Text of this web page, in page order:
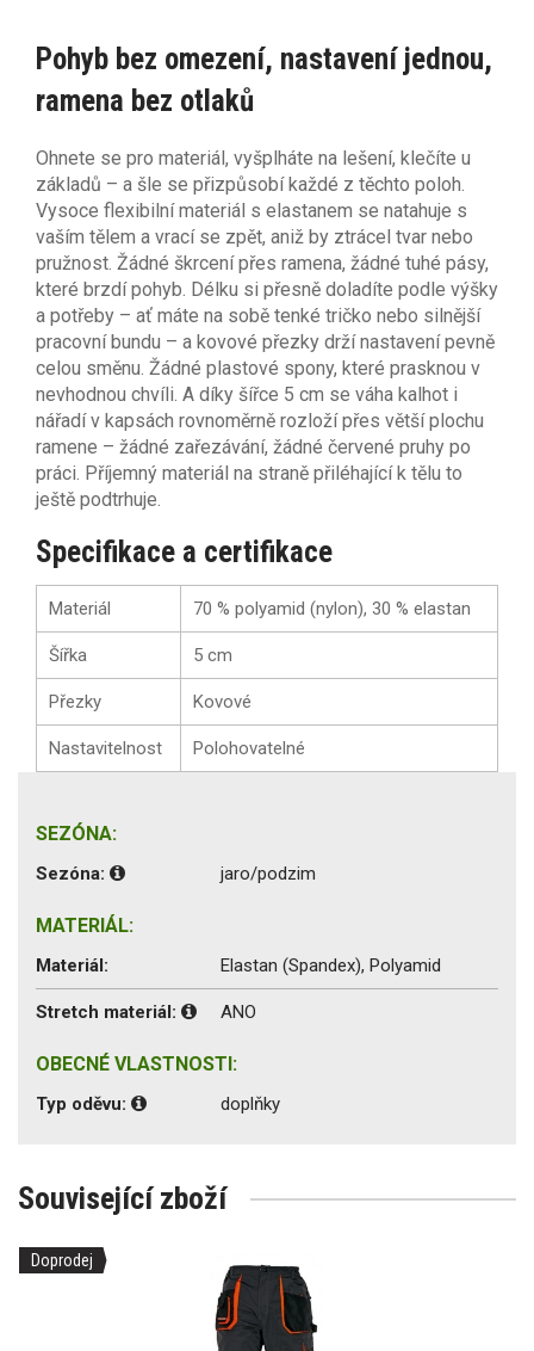
Pohyb bez omezení, nastavení jednou,
ramena bez otlaků
Ohnete se pro materiál, vyšplháte na lešení, klečíte u
základů – a šle se přizpůsobí každé z těchto poloh.
Vysoce flexibilní materiál s elastanem se natahuje s
vaším tělem a vrací se zpět, aniž by ztrácel tvar nebo
pružnost. Žádné škrcení přes ramena, žádné tuhé pásy,
které brzdí pohyb. Délku si přesně doladíte podle výšky
a potřeby – ať máte na sobě tenké tričko nebo silnější
pracovní bundu – a kovové přezky drží nastavení pevně
celou směnu. Žádné plastové spony, které prasknou v
nevhodnou chvíli. A díky šířce 5 cm se váha kalhot i
nářadí v kapsách rovnoměrně rozloží přes větší plochu
ramene – žádné zařezávání, žádné červené pruhy po
práci. Příjemný materiál na straně přiléhající k tělu to
ještě podtrhuje.
Specifikace a certifikace
Materiál 70 % polyamid (nylon), 30 % elastan
Šířka 5 cm
Přezky Kovové
Nastavitelnost Polohovatelné
SEZÓNA:
Sezóna: jaro/podzim
MATERIÁL:
Materiál: Elastan (Spandex), Polyamid
Stretch materiál: ANO
OBECNÉ VLASTNOSTI:
Typ oděvu: doplňky
Související zboží
Doprodej